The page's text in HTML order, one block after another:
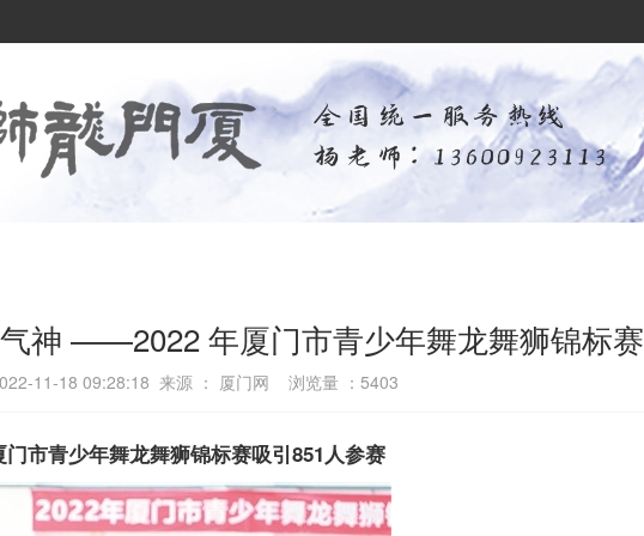
气神 ——2022 年厦门市青少年舞龙舞狮锦标赛
11-18 09:28:18 来源 ： 厦门网 浏览量 ： 5403
门市青少年舞龙舞狮锦标赛吸引851人参赛